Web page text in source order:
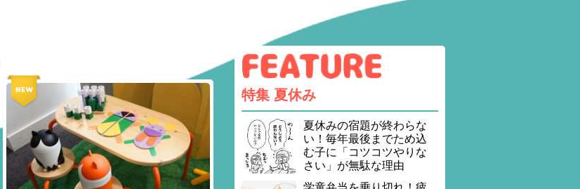
特集 夏休み
夏休みの宿題が終わらな
い！毎年最後までため込
む子に「コツコツやりな
さい」が無駄な理由